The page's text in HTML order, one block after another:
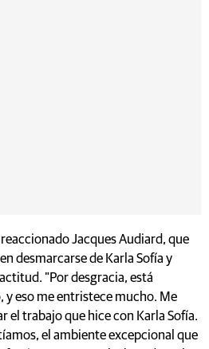
Jacques Audiard, que
desmarcarse de Karla Sofía y
"Por desgracia, está
y eso me entristece mucho. Me
el trabajo que hice con Karla Sofía.
el ambiente excepcional que